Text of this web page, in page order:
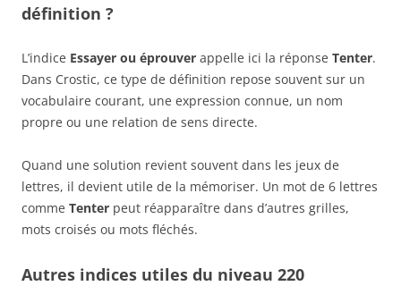
définition ?
L’indice Essayer ou éprouver appelle ici la réponse Tenter.
Dans Crostic, ce type de définition repose souvent sur un
vocabulaire courant, une expression connue, un nom
propre ou une relation de sens directe.
Quand une solution revient souvent dans les jeux de
lettres, il devient utile de la mémoriser. Un mot de 6 lettres
comme Tenter peut réapparaître dans d’autres grilles,
mots croisés ou mots fléchés.
Autres indices utiles du niveau 220